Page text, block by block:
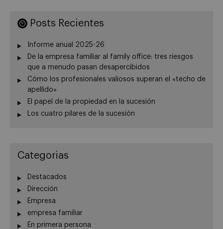
Posts Recientes
Informe anual 2025-26
De la empresa familiar al family office: tres riesgos
que a menudo pasan desapercibidos
Cómo los profesionales valiosos superan el «techo de
apellido»
El papel de la propiedad en la sucesión
Los cuatro pilares de la sucesión
Categorias
Destacados
Dirección
Empresa
empresa familiar
En primera persona